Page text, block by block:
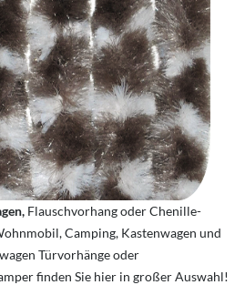
, Flauschvorhang oder Chenille-
Camping, Kastenwagen und
Türvorhänge oder
finden Sie hier in großer Auswahl!